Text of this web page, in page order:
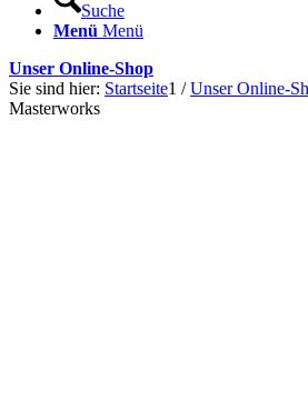
Suche
Menü Menü
Unser Online-Shop
Sie sind hier: Startseite1 / Unser Online-
Masterworks